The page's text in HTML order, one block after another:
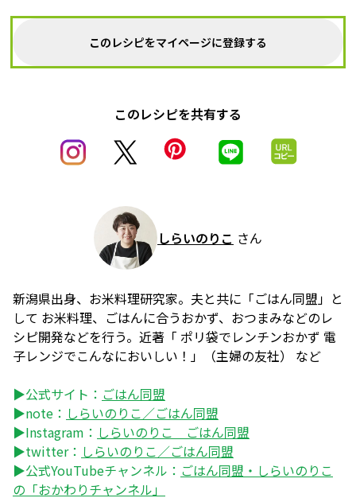
このレシピをマイページに登録する
このレシピを共有する
しらいのりこ さん
新潟県出身、お米料理研究家。夫と共に「ごはん同盟」と
して お米料理、ごはんに合うおかず、おつまみなどのレ
シピ開発などを行う。近著「 ポリ袋でレンチンおかず 電
子レンジでこんなにおいしい！」（主婦の友社） など
▶公式サイト： ごはん同盟
▶note： しらいのりこ／ごはん同盟
▶Instagram： しらいのりこ ごはん同盟
▶twitter： しらいのりこ／ごはん同盟
▶公式YouTubeチャンネル： ごはん同盟・しらいのりこ
の「おかわりチャンネル」